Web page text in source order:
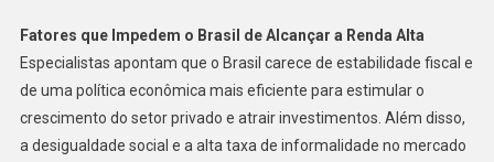
Fatores que Impedem o Brasil de Alcançar a Renda Alta
Especialistas apontam que o Brasil carece de estabilidade fiscal e
de uma política econômica mais eficiente para estimular o
crescimento do setor privado e atrair investimentos. Além disso,
a desigualdade social e a alta taxa de informalidade no mercado